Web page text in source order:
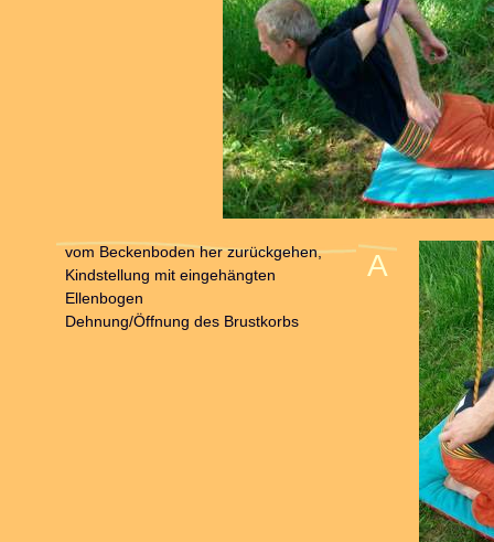
vom Beckenboden her zurückgehen,
Kindstellung mit eingehängten
Ellenbogen
Dehnung/Öffnung des Brustkorbs
A